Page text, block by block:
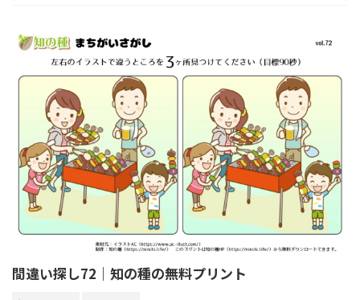
間違い探し72｜知の種の無料プリント